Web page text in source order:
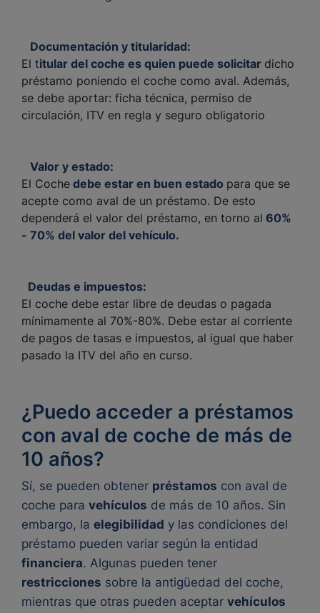
Documentación y titularidad:
El titular del coche es quien puede solicitar dicho
préstamo poniendo el coche como aval. Además,
se debe aportar: ficha técnica, permiso de
circulación, ITV en regla y seguro obligatorio
Valor y estado:
El Coche debe estar en buen estado para que se
acepte como aval de un préstamo. De esto
dependerá el valor del préstamo, en torno al 60%
- 70% del valor del vehículo.
Deudas e impuestos:
El coche debe estar libre de deudas o pagada
mínimamente al 70%-80%. Debe estar al corriente
de pagos de tasas e impuestos, al igual que haber
pasado la ITV del año en curso.
¿Puedo acceder a préstamos
con aval de coche de más de
10 años?
Sí, se pueden obtener préstamos con aval de
coche para vehículos de más de 10 años. Sin
embargo, la elegibilidad y las condiciones del
préstamo pueden variar según la entidad
financiera. Algunas pueden tener
restricciones sobre la antigüedad del coche,
mientras que otras pueden aceptar vehículos